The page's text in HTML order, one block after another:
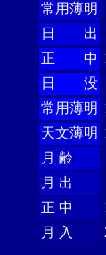
常用薄明
日 出
正 中
日 没
常用薄明
天文薄明
月 齢
月 出
正 中
月 入